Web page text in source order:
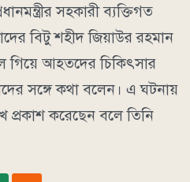
সহকারী ব্যক্তিগত
বিটু শহীদ জিয়াউর রহমান
গিয়ে আহতদের চিকিৎসার
সঙ্গে কথা বলেন। এ ঘটনায়
প্রকাশ করেছেন বলে তিনি